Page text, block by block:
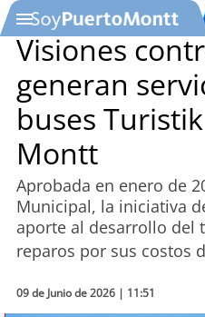
Podcast
Actualidad
Entretención
Economía
Visiones
generan
buses
Montt
Aprobada en enero de
Municipal, la iniciativa
aporte al desarrollo del
reparos por sus costos
09 de Junio de 2026 | 11:51